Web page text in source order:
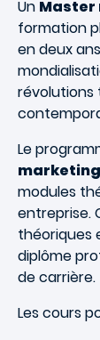
Un
formation
en deux
révolutions
Le
modules
entreprise.
théoriques
diplôme
de carrière.
Les cours